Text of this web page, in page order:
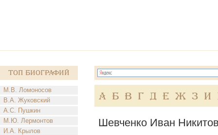
Топ Биографий
М.В. Ломоносов
В.А. Жуковский
А.С. Пушкин
М.Ю. Лермонтов
И.А. Крылов
А Б В Г Д Е Ж З И
Шевченко Иван